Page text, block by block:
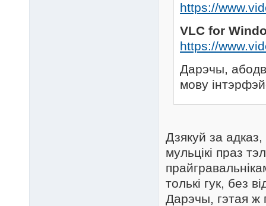
https://
VLC for
https://
Дарэчы,
мову
Дзякуй за
мульцікі праз
толькі гук, без
Дарэчы, гэтая ж